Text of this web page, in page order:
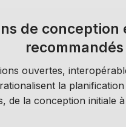
de conception
recommandés
ouvertes,
la
de la conception initiale